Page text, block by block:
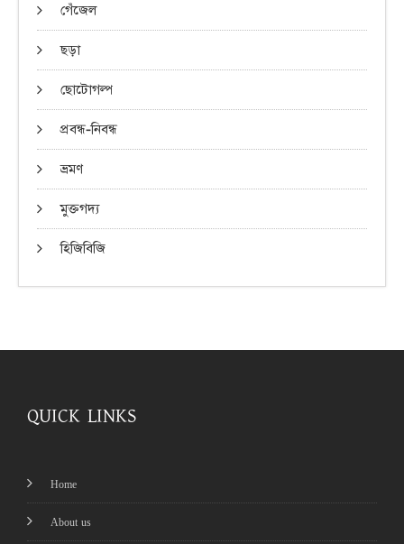
গেঁজেল
ছড়া
ছোটোগল্প
প্রবন্ধ-নিবন্ধ
ভ্রমণ
মুক্তগদ্য
হিজিবিজি
QUICK LINKS
Home
About us